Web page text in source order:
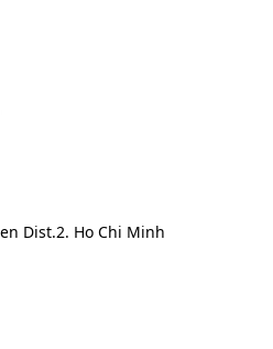
Dist.2. Ho Chi Minh